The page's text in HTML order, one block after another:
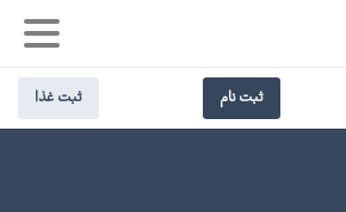
ثبت نام ثبت غذا